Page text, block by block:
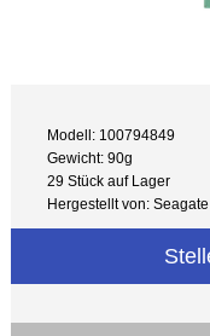
Modell: 100794849
Gewicht: 90g
29 Stück auf Lager
Hergestellt von: Seagate